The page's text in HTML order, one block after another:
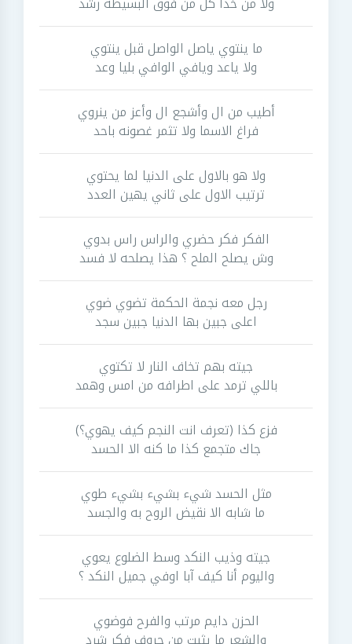
ما ينتوي ياصل الواصل قبل ينتوي
ولا ياعد ويافي الوافي بليا وعد
أطيب من ال وأشجع ال وأعز من ينروي
فراغ الاسما ولا تثمر غصونه باحد
ولا هو بالاول على الدنيا لما يحتوي
ترتيب الاول على ثاني يهين العدد
الفكر فكر حضري والراس راس بدوي
وش يصلح الملح ؟ هذا يصلحه لا فسد
رجل معه نجمة الحكمة تضوي ضوي
اعلى جبين بها الدنيا جبين سجد
جيته بهم تخاف النار لا تكتوي
باللي ترمد على اطرافه من امس وهمد
فزع كذا (تعرف انت النجم كيف يهوي؟)
جاك متجمع كذا ما كنه الا الحسد
مثل الحسد شيء بشيء بشيء طوي
ما شابه الا نقيض الروح به والجسد
جيته وذيب النكد وسط الضلوع يعوي
واليوم أنا كيف آبا اوفي جميل النكد ؟
الحزن دايم مرتب والفرح فوضوي